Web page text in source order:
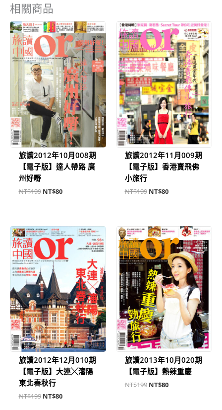
相關商品
旅讀2012年10月008期
【電子版】達人帶路 廣
州好嘢
NT$199
原
始
價
格：
NT$199。
NT$80
目
前
價
格：
NT$80。
旅讀2012年11月009期
【電子版】香港賣飛佛
小旅行
NT$199
原
始
價
格：
NT$199。
NT$80
目
前
價
格：
NT$80。
旅讀2012年12月010期
【電子版】大連╳瀋陽
東北春秋行
NT$199
原
始
價
格：
NT$199。
NT$80
目
前
價
格：
NT$80。
旅讀2013年10月020期
【電子版】熱辣重慶
NT$199
原
始
價
格：
NT$199。
NT$80
目
前
價
格：
NT$80。